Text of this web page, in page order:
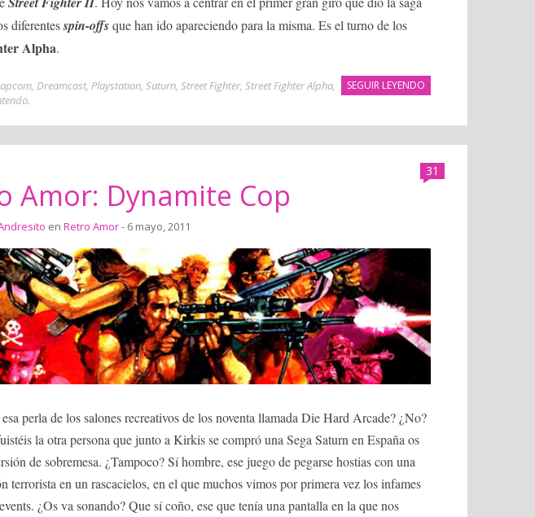
diferentesspin-offsque han ido apareciendo para la misma. Es el turno de los
Alpha.
SEGUIR LEYENDO
, Dreamcast, Playstation, Saturn, Street Fighter, Street Fighter Alpha,
.
31
Amor: Dynamite Cop
en Retro Amor- 6 mayo, 2011
perla de los salones recreativos de los noventa llamada Die Hard Arcade? ¿No?
la otra persona que junto a Kirkis se compró una Sega Saturn en España os
de sobremesa. ¿Tampoco? Sí hombre, ese juego de pegarse hostias con una
terrorista en un rascacielos, en el que muchos vimos por primera vez los infames
¿Os va sonando? Que sí coño, ese que tenía una pantalla en la que nos